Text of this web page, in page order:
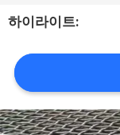
어
품
질
하이라이트: